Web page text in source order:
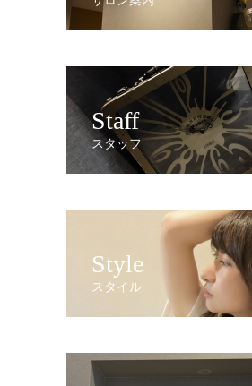
Staff
スタッフ
Style
スタイル